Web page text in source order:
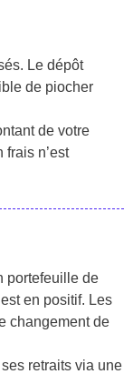
Le dépôt
de piocher
de votre
n’est
portefeuille de
en positif. Les
changement de
retraits via une